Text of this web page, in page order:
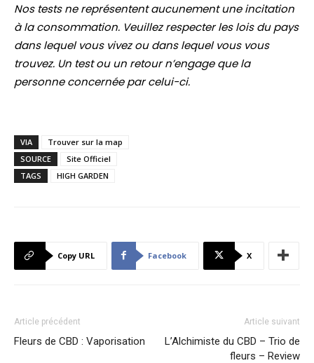
Nos tests ne représentent aucunement une incitation
à la consommation. Veuillez respecter les lois du pays
dans lequel vous vivez ou dans lequel vous vous
trouvez. Un test ou un retour n’engage que la
personne concernée par celui-ci.
VIA
Trouver sur la map
SOURCE
Site Officiel
TAGS
HIGH GARDEN
Copy URL Facebook X
Article précédent
Fleurs de CBD : Vaporisation
Article suivant
L’Alchimiste du CBD – Trio de
fleurs – Review